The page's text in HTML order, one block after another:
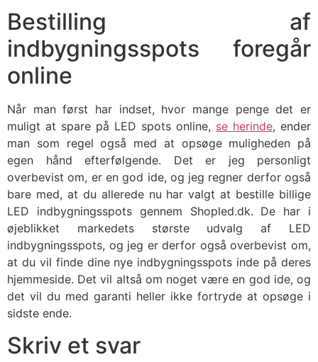
Bestilling af
indbygningsspots foregår
online
Når man først har indset, hvor mange penge det er
muligt at spare på LED spots online, se herinde, ender
man som regel også med at opsøge muligheden på
egen hånd efterfølgende. Det er jeg personligt
overbevist om, er en god ide, og jeg regner derfor også
bare med, at du allerede nu har valgt at bestille billige
LED indbygningsspots gennem Shopled.dk. De har i
øjeblikket markedets største udvalg af LED
indbygningsspots, og jeg er derfor også overbevist om,
at du vil finde dine nye indbygningsspots inde på deres
hjemmeside. Det vil altså om noget være en god ide, og
det vil du med garanti heller ikke fortryde at opsøge i
sidste ende.
Skriv et svar